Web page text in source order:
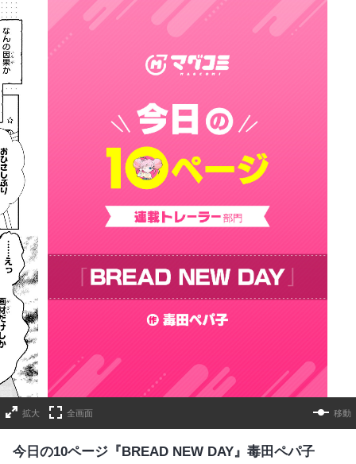
拡大 全画面 移動
今日の10ページ『BREAD NEW DAY』毒田ペパ子